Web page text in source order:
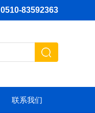
0510-83592363
联系我们